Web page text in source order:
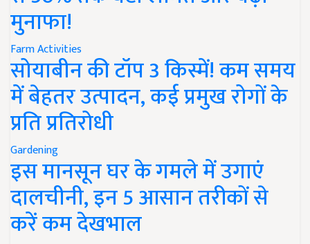
मुनाफा!
Farm Activities
सोयाबीन की टॉप 3 किस्में! कम समय
में बेहतर उत्पादन, कई प्रमुख रोगों के
प्रति प्रतिरोधी
Gardening
इस मानसून घर के गमले में उगाएं
दालचीनी, इन 5 आसान तरीकों से
करें कम देखभाल